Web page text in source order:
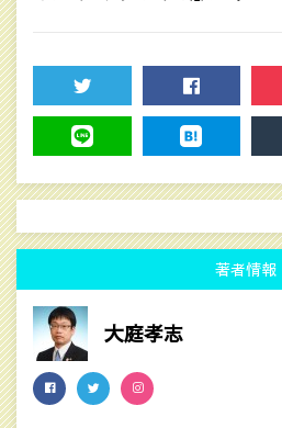
TWEET SHARE
著者情報
大庭孝志